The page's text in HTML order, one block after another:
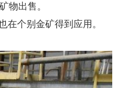
物出售。
在个别金矿得到应用。